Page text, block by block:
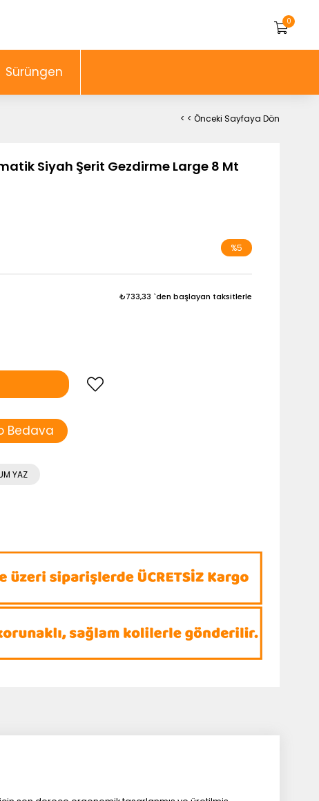
0
Sürüngen
< < Önceki Sayfaya Dön
Siyah Şerit Gezdirme Large 8 Mt
%5
₺733,33 `den başlayan taksitlerle
Bedava
YAZ